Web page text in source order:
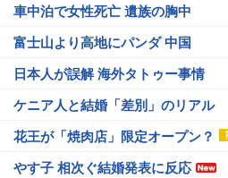
車中泊で女性死亡 遺族の胸中
富士山より高地にパンダ 中国
日本人が誤解 海外タトゥー事情
ケニア人と結婚「差別」のリアル
花王が「焼肉店」限定オープン？
やす子 相次ぐ結婚発表に反応